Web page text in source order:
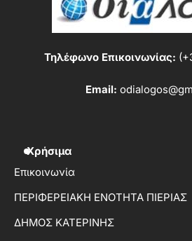
Τηλέφωνο Επικοινωνίας:
Email:
Χρήσιμα
Επικοινωνία
ΠΕΡΙΦΕΡΕΙΑΚΗ ΕΝΟΤΗΤΑ ΠΙΕΡΙΑΣ
ΔΗΜΟΣ ΚΑΤΕΡΙΝΗΣ